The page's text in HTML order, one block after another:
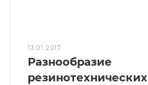
13.01.2017
Разнообразие
резинотехнических